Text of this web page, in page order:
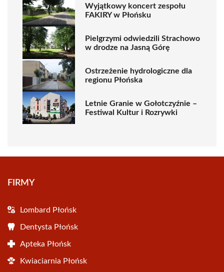
Wyjątkowy koncert zespołu
FAKIRY w Płońsku
Pielgrzymi odwiedzili Strachowo
w drodze na Jasną Górę
Ostrzeżenie hydrologiczne dla
regionu Płońska
Letnie Granie w Gołotczyźnie –
Festiwal Kultur i Rozrywki
FIRMY
Lombard Płońsk
Dentysta Płońsk
Apteka Płońsk
Kwiaciarnia Płońsk